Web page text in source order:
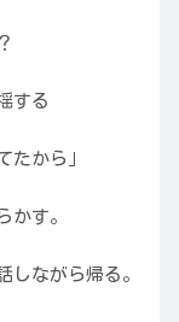
する
たから」
かす。
しながら帰る。